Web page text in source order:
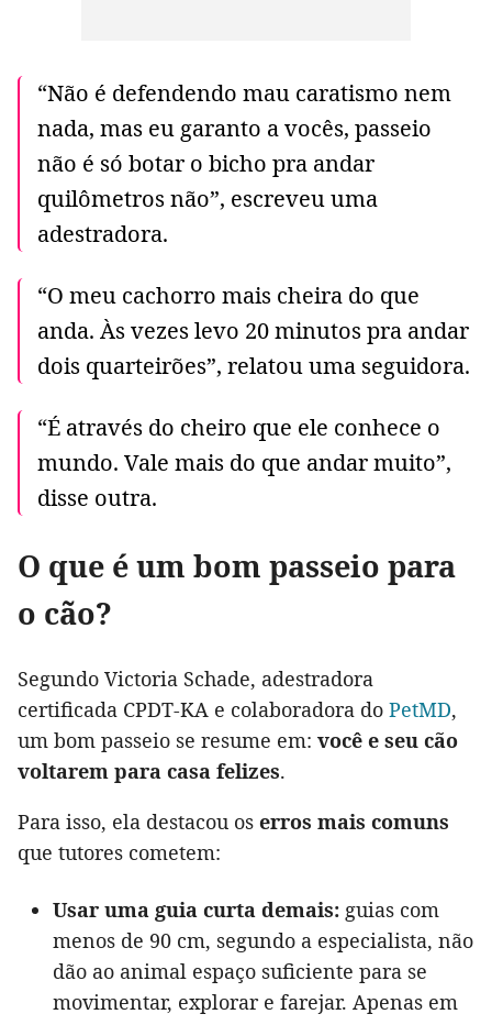
“Não é defendendo mau caratismo nem
nada, mas eu garanto a vocês, passeio
não é só botar o bicho pra andar
quilômetros não”, escreveu uma
adestradora.
“O meu cachorro mais cheira do que
anda. Às vezes levo 20 minutos pra andar
dois quarteirões”, relatou uma seguidora.
“É através do cheiro que ele conhece o
mundo. Vale mais do que andar muito”,
disse outra.
O que é um bom passeio para
o cão?
Segundo Victoria Schade, adestradora
certificada CPDT-KA e colaboradora do PetMD,
um bom passeio se resume em: você e seu cão
voltarem para casa felizes.
Para isso, ela destacou os erros mais comuns
que tutores cometem:
Usar uma guia curta demais: guias com
menos de 90 cm, segundo a especialista, não
dão ao animal espaço suficiente para se
movimentar, explorar e farejar. Apenas em